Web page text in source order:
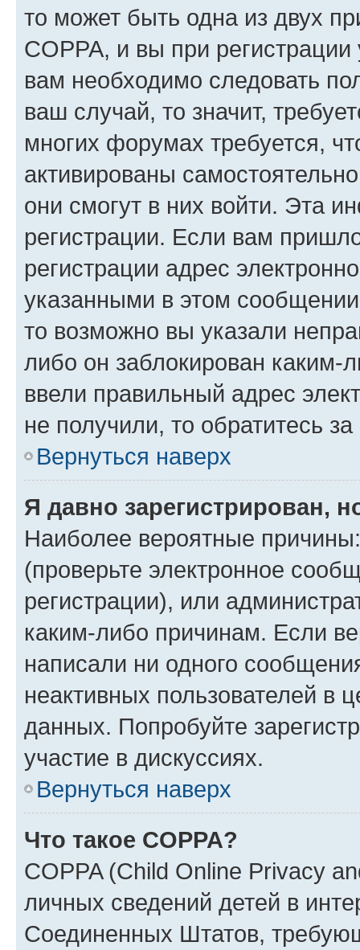
то может быть одна из двух
COPPA, и вы при
вам необходимо следовать
ваш случай, то значит,
многих форумах требуется,
активированы
они смогут в них войти. Эта
регистрации. Если вам
регистрации адрес
указанными в этом
то возможно вы указали
либо он заблокирован
ввели правильный адрес
не получили, то обратитесь
Вернуться наверх
Я давно зарегистрирован,
Наиболее вероятные
(проверьте электронное
регистрации), или
каким-либо причинам. Если
написали ни одного
неактивных пользователей в
данных. Попробуйте
участие в дискуссиях.
Вернуться наверх
Что такое COPPA?
COPPA (Child Online Privacy
личных сведений детей в
Соединенных Штатов,